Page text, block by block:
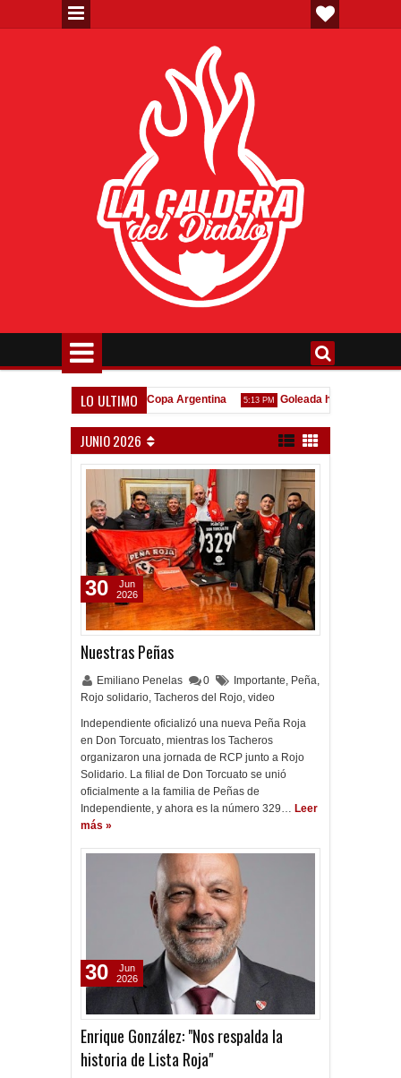
LO ULTIMO
confirmado en la Copa Argentina 5:13 PM
Goleada histórica de la
JUNIO 2026
Nuestras Peñas
Emiliano Penelas 0 Importante, Peña,
Rojo solidario, Tacheros del Rojo, video
Independiente oficializó una nueva Peña Roja
en Don Torcuato, mientras los Tacheros
organizaron una jornada de RCP junto a Rojo
Solidario. La filial de Don Torcuato se unió
oficialmente a la familia de Peñas de
Independiente, y ahora es la número 329… Leer
más »
30
Jun
2026
Enrique González: "Nos respalda la
historia de Lista Roja"
30
Jun
2026